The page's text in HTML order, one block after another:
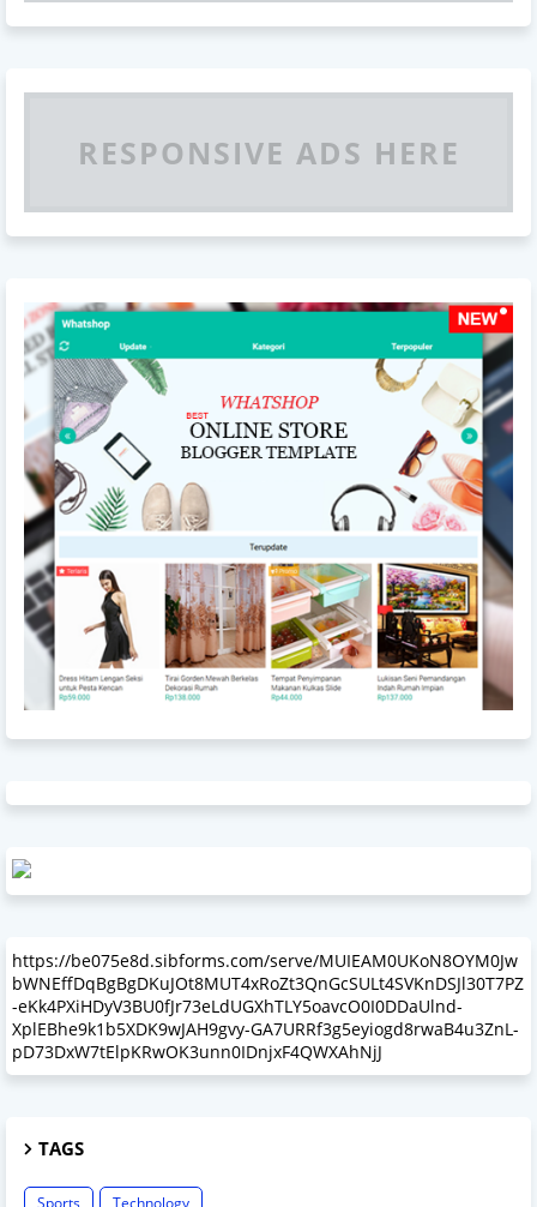
RESPONSIVE ADS HERE
https://be075e8d.sibforms.com/serve/MUIEAM0UKoN8OYM0Jw
bWNEffDqBgBgDKuJOt8MUT4xRoZt3QnGcSULt4SVKnDSJl30T7PZ
-eKk4PXiHDyV3BU0fJr73eLdUGXhTLY5oavcO0I0DDaUlnd-
XplEBhe9k1b5XDK9wJAH9gvy-GA7URRf3g5eyiogd8rwaB4u3ZnL-
pD73DxW7tElpKRwOK3unn0IDnjxF4QWXAhNjJ
TAGS
Sports Technology